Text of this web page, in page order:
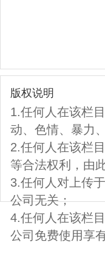
版权说明
1.任何人在该栏
动、色情、暴力
2.任何人在该栏
等合法权利，由
3.任何人对上传
公司无关；
4.任何人在该栏
公司免费使用享